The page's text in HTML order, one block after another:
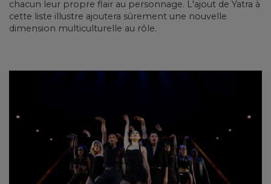
chacun leur propre flair au personnage. L'ajout de Yatra à
cette liste illustre ajoutera sûrement une nouvelle
dimension multiculturelle au rôle.